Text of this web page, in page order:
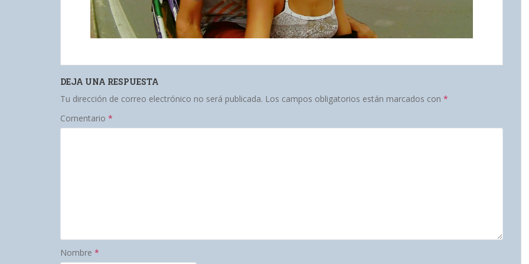
DEJA UNA RESPUESTA
Tu dirección de correo electrónico no será publicada. Los campos obligatorios están marcados con *
Comentario *
Nombre *